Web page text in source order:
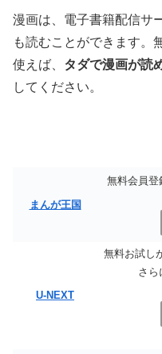
漫画は、電子書籍配信サ
も読むことができます。
使えば、 タダで漫画が読
してください。
まんが王国
無料会員登
U-NEXT
無料お試し
さら